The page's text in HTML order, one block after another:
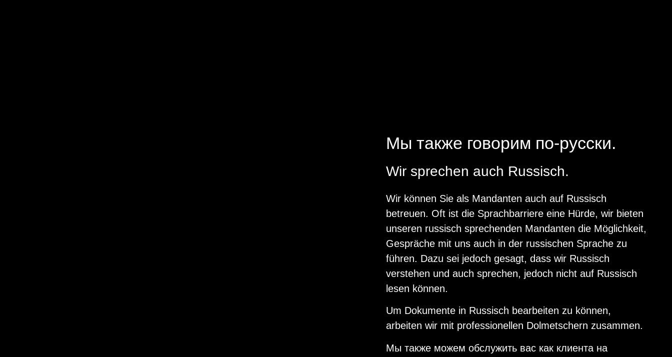
Мы также говорим по-русски.
Wir sprechen auch Russisch.
Wir können Sie als Mandanten auch auf Russisch
betreuen. Oft ist die Sprach­barriere eine Hürde, wir bieten
unseren russisch sprechenden Man­danten die Möglichkeit,
Gespräche mit uns auch in der russischen Sprache zu
führen. Dazu sei jedoch gesagt, dass wir Russisch
verstehen und auch sprechen, jedoch nicht auf Russisch
lesen können.
Um Dokumente in Russisch bearbeiten zu können,
arbeiten wir mit professionellen Dol­metschern zusammen.
Мы также можем обслужить вас как клиента на